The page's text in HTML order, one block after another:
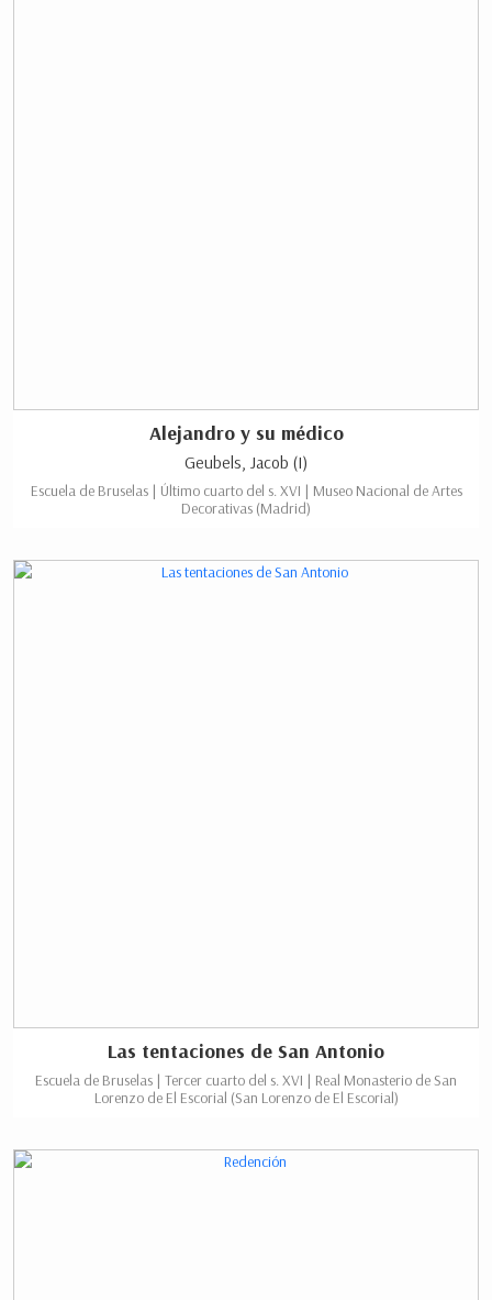
Alejandro y su médico
Geubels, Jacob (I)
Escuela de Bruselas | Último cuarto del s. XVI | Museo Nacional de Artes
Decorativas (Madrid)
Las tentaciones de San Antonio
Escuela de Bruselas | Tercer cuarto del s. XVI | Real Monasterio de San
Lorenzo de El Escorial (San Lorenzo de El Escorial)